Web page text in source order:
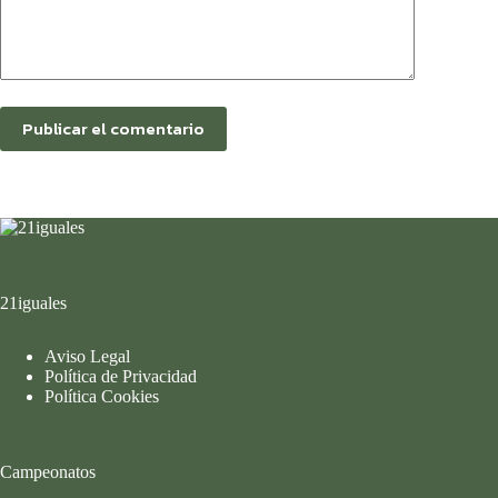
Publicar el comentario
21iguales
Aviso Legal
Política de Privacidad
Política Cookies
Campeonatos